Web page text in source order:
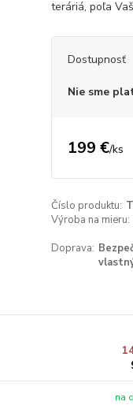
teráriá, poľa
Dostupnosť
Nie sme
199 €/ks
Číslo produktu:
Výroba na mieru:
Doprava:
na